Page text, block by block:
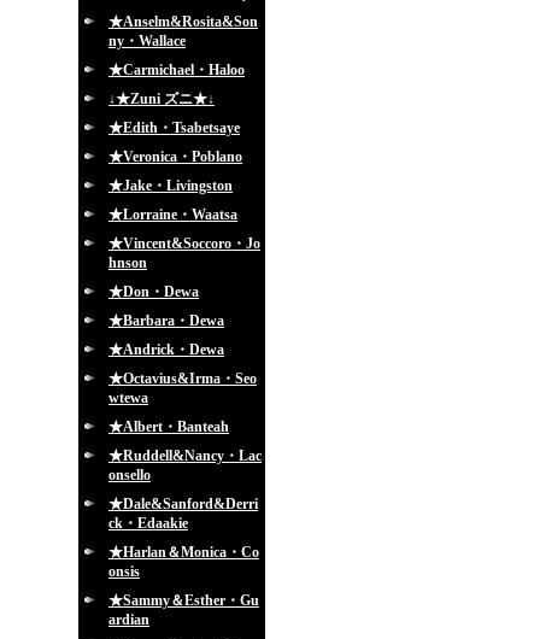
★Anselm&Rosita&Son
ny・Wallace
★Carmichael・Haloo
↓★Zuni ズニ★↓
★Edith・Tsabetsaye
★Veronica・Poblano
★Jake・Livingston
★Lorraine・Waatsa
★Vincent&Soccoro・Jo
hnson
★Don・Dewa
★Barbara・Dewa
★Andrick・Dewa
★Octavius&Irma・Seo
wtewa
★Albert・Banteah
★Ruddell&Nancy・Lac
onsello
★Dale&Sanford&Derri
ck・Edaakie
★Harlan＆Monica・Co
onsis
★Sammy＆Esther・Gu
ardian